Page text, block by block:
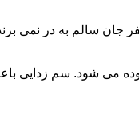
زدایی فوق سریع در چند ساعت انجام می
می شود. سم